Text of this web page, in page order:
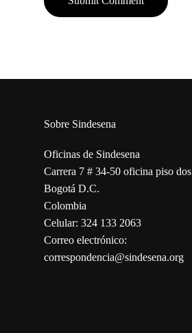
Sobre Sindesena
Oficinas de Sindesena
Carrera 7 # 34-50 oficina piso dos
Bogotá D.C.
Colombia
Celular: 324 133 2063
Correo electrónico:
correspondencia@sindesena.org